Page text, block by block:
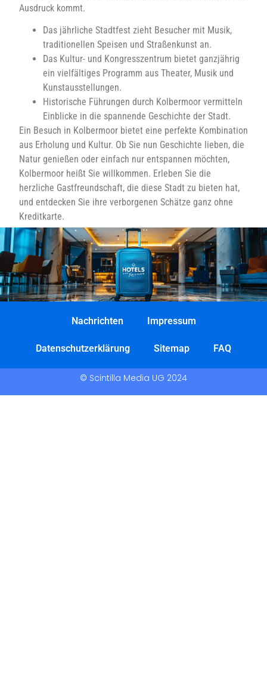
Ausdruck kommt.
Das jährliche Stadtfest zieht Besucher mit Musik,
traditionellen Speisen und Straßenkunst an.
Das Kultur- und Kongresszentrum bietet ganzjährig
ein vielfältiges Programm aus Theater, Musik und
Kunstausstellungen.
Historische Führungen durch Kolbermoor vermitteln
Einblicke in die spannende Geschichte der Stadt.
Ein Besuch in Kolbermoor bietet eine perfekte Kombination
aus Erholung und Kultur. Ob Sie nun Geschichte lieben, die
Natur genießen oder einfach nur entspannen möchten,
Kolbermoor heißt Sie willkommen. Erleben Sie die
herzliche Gastfreundschaft, die diese Stadt zu bieten hat,
und entdecken Sie ihre verborgenen Schätze ganz ohne
Kreditkarte.
Nachrichten Impressum
Datenschutzerklärung Sitemap FAQ
© Scintilla Media UG 2024